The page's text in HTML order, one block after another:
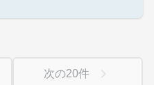
次の20件